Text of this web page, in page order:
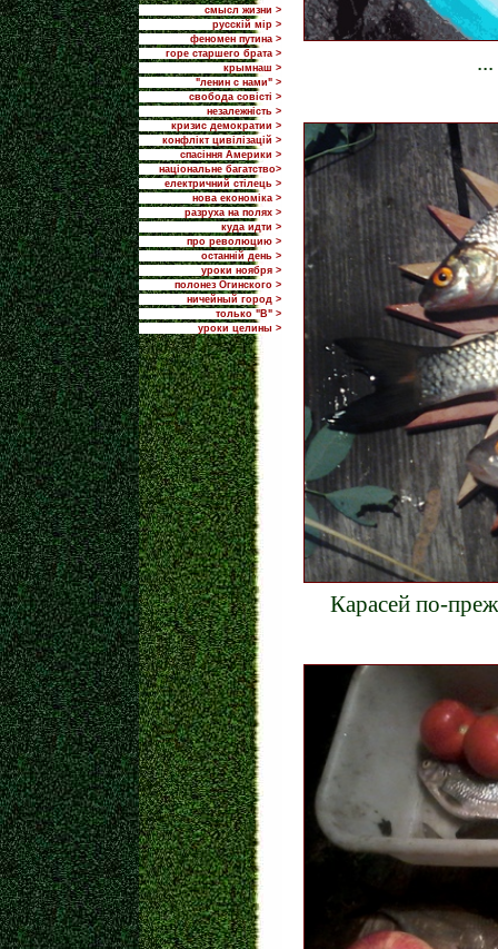
смысл жизни >
русскій мір >
феномен путина >
горе старшего брата >
крымнаш >
"ленин с нами" >
свобода совісті >
незалежність >
кризис демократии >
конфлікт цивілізацій >
спасіння Америки >
національне багатство>
електричний стілець >
нова економіка >
разруха на полях >
куда идти >
про революцию >
останній день >
уроки ноября >
полонез Огинского >
ничейный город >
только "В" >
уроки целины >
Карасей по-